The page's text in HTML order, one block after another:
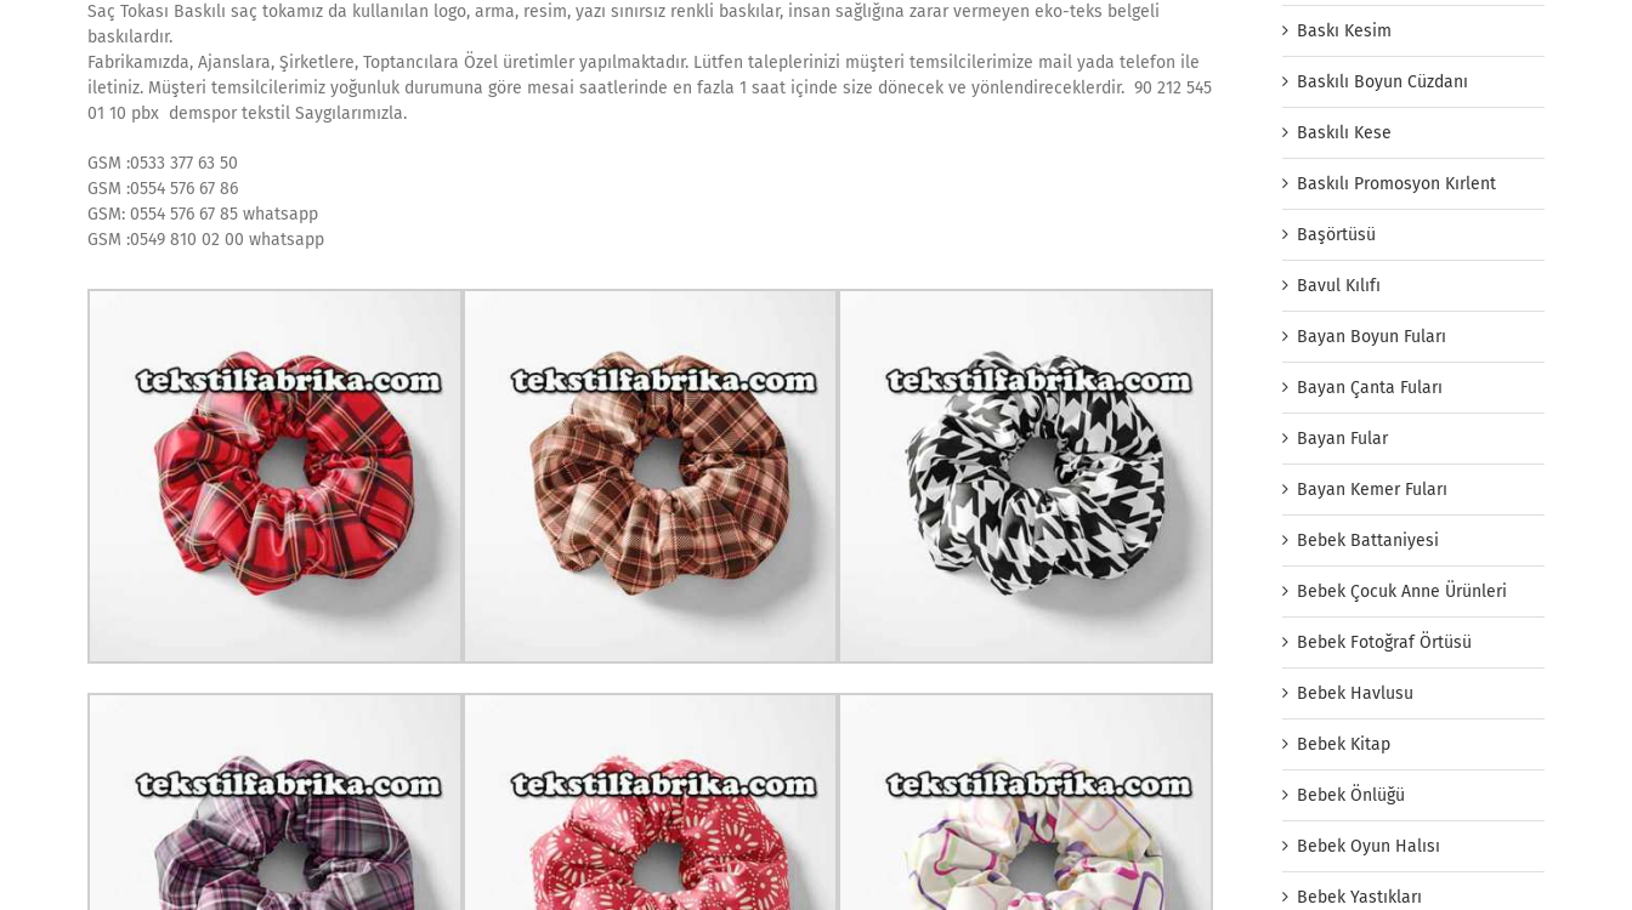
Saç Tokası Baskılı saç tokamız da kullanılan logo, arma, resim, yazı sınırsız renkli baskılar, insan sağlığına zarar vermeyen eko-teks belgeli
baskılardır.
Fabrikamızda, Ajanslara, Şirketlere, Toptancılara Özel üretimler yapılmaktadır. Lütfen taleplerinizi müşteri temsilcilerimize mail yada telefon ile
iletiniz. Müşteri temsilcilerimiz yoğunluk durumuna göre mesai saatlerinde en fazla 1 saat içinde size dönecek ve yönlendireceklerdir. 90 212 545
01 10 pbx demspor tekstil Saygılarımızla.
GSM :0533 377 63 50
GSM :0554 576 67 86
GSM: 0554 576 67 85 whatsapp
GSM :0549 810 02 00 whatsapp
Baskı Kesim
Baskılı Boyun Cüzdanı
Baskılı Kese
Baskılı Promosyon Kırlent
Başörtüsü
Bavul Kılıfı
Bayan Boyun Fuları
Bayan Çanta Fuları
Bayan Fular
Bayan Kemer Fuları
Bebek Battaniyesi
Bebek Çocuk Anne Ürünleri
Bebek Fotoğraf Örtüsü
Bebek Havlusu
Bebek Kitap
Bebek Önlüğü
Bebek Oyun Halısı
Bebek Yastıkları